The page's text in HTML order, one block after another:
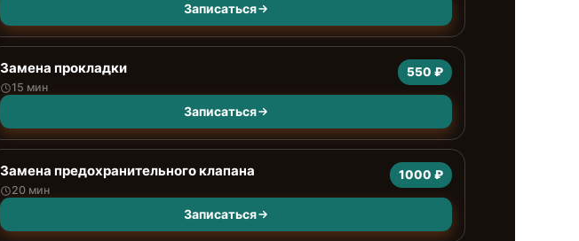
Записаться
Замена прокладки
15 мин
550 ₽
Записаться
Замена предохранительного клапана
20 мин
1000 ₽
Записаться